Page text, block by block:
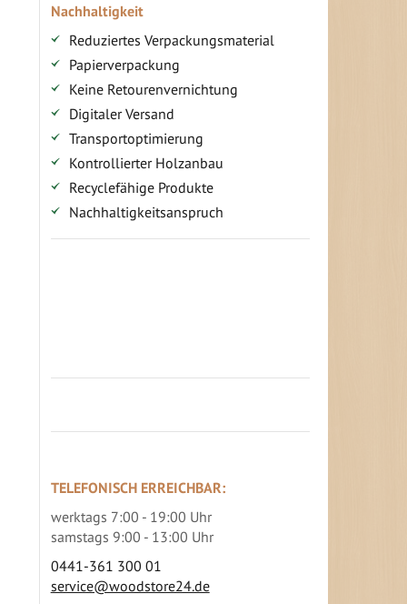
Nachhaltigkeit
Reduziertes Verpackungsmaterial
Papierverpackung
Keine Retourenvernichtung
Digitaler Versand
Transportoptimierung
Kontrollierter Holzanbau
Recyclefähige Produkte
Nachhaltigkeitsanspruch
TELEFONISCH ERREICHBAR:
werktags 7:00 - 19:00 Uhr
samstags 9:00 - 13:00 Uhr
0441-361 300 01
service@woodstore24.de